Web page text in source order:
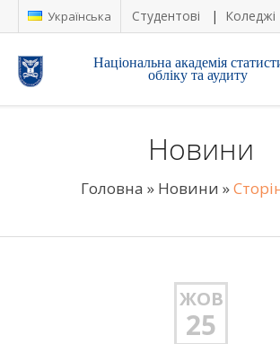
Українська Студентові Коледжі
Національна академія
обліку та аудиту
Новини
Головна » Новини »
ЖОВ
25